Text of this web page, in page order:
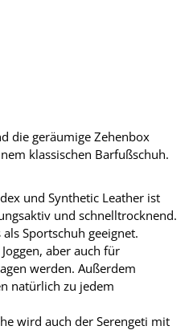
die geräumige Zehenbox
klassischen Barfußschuh.
und Synthetic Leather ist
und schnelltrocknend.
Sportschuh geeignet.
aber auch für
werden. Außerdem
natürlich zu jedem
wird auch der Serengeti mit